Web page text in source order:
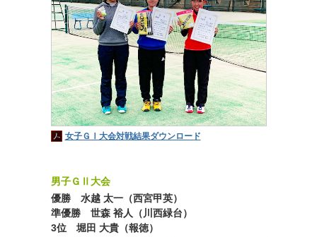
女子ＧⅠ大会対戦結果ダウンロード
男子ＧⅡ大会
優勝 水越 太一（西宮甲英）
準優勝 世森 裕人（川西緑台）
3位 堀田 大貴（報徳）